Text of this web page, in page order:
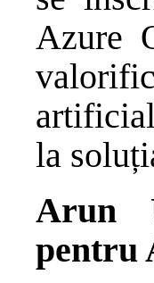
Azure
la
Arun
pentru